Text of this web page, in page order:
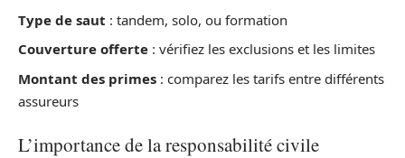
Type de saut : tandem, solo, ou formation
Couverture offerte : vérifiez les exclusions et les limites
Montant des primes : comparez les tarifs entre différents
assureurs
L’importance de la responsabilité civile